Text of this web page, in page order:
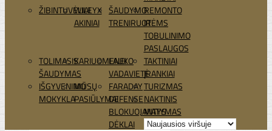
ŽIBINTUVĖLIAI
WILEYX
AKINIAI
ŠAUDYMO
TRENIRUOTĖMS
REMONTO
IR
TOBULINIMO
PASLAUGOS
TOLIMASIS
ŠAUDYMAS
KARIUOMENEI
LAUKO
VADAVIETĖ
TAKTINIAI
ĮRANKIAI
IŠGYVENIMO
MOKYKLA
MŪSŲ
PASIŪLYMAI
FARADAY
DEFENSE
BLOKUOJANTYS
DĖKLAI
TURIZMAS
NAKTINIS
MATYMAS